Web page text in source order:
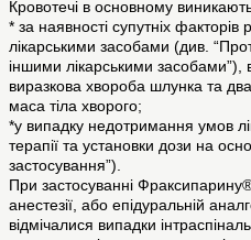
Кровотечі в основному
* за наявності супутніх факторів
лікарськими засобами (див.
іншими лікарськими засобами”),
виразкова хвороба шлунка та
маса тіла хворого;
*у випадку недотримання умов
терапії та установки дози на
застосування”).
При застосуванні
анестезії, або епідуральній
відмічалися випадки